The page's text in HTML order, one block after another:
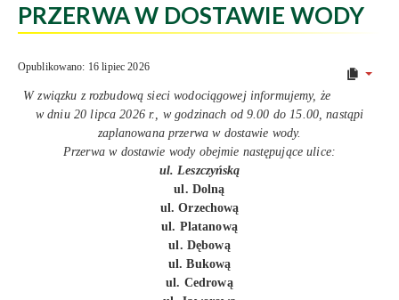
PRZERWA W DOSTAWIE WODY
Opublikowano: 16 lipiec 2026
W związku z rozbudową sieci wodociągowej informujemy, że
w dniu 20 lipca 2026 r., w godzinach od 9.00 do 15.00, nastąpi
zaplanowana przerwa w dostawie wody.
Przerwa w dostawie wody obejmie następujące ulice:
ul. Leszczyńską
ul. Dolną
ul. Orzechową
ul. Platanową
ul. Dębową
ul. Bukową
ul. Cedrową